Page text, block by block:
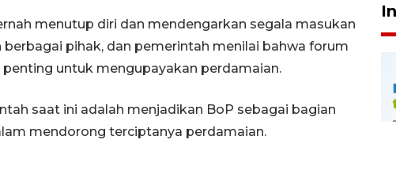
menutup diri dan mendengarkan segala masukan
pihak, dan pemerintah menilai bahwa forum
untuk mengupayakan perdamaian.
saat ini adalah menjadikan BoP sebagai bagian
mendorong terciptanya perdamaian.